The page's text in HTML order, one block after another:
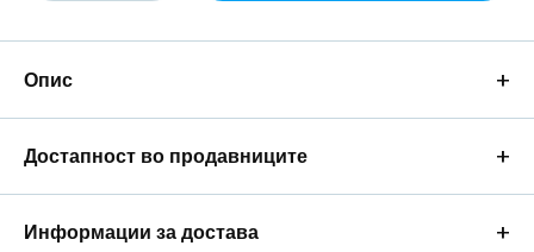
Опис +
Достапност во продавниците +
Информации за достава +